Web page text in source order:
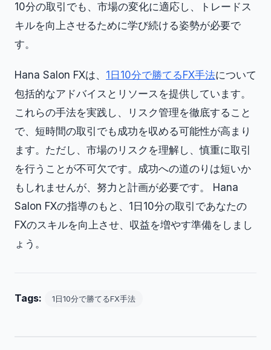
10分の取引でも、市場の変化に適応し、トレードス
キルを向上させるために学び続ける姿勢が必要で
す。
Hana Salon FXは、 1日10分で勝てるFX手法について
包括的なアドバイスとリソースを提供しています。
これらの手法を実践し、リスク管理を徹底すること
で、短時間の取引でも成功を収める可能性が高まり
ます。ただし、市場のリスクを理解し、慎重に取引
を行うことが不可欠です。成功への道のりは短いか
もしれませんが、努力と計画が必要です。 Hana
Salon FXの指導のもと、1日10分の取引であなたの
FXのスキルを向上させ、収益を増やす準備をしまし
ょう。
Tags: 1日10分で勝てるFX手法